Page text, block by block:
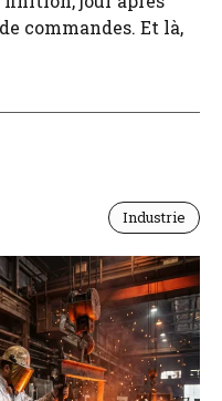
commandes. Et là,
Industrie